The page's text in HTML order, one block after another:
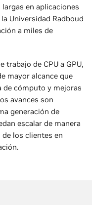
en aplicaciones
Universidad Radboud
a miles de
de CPU a GPU,
mayor alcance que
de cómputo y mejoras
avances son
generación de
escalar de manera
los clientes en